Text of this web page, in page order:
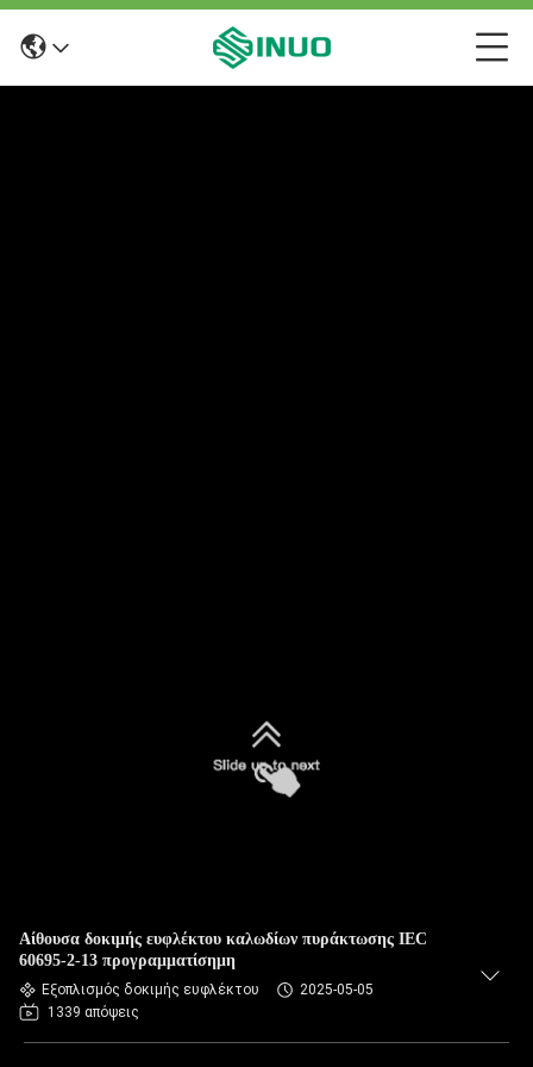
Αίθουσα δοκιμής ευφλέκτου καλωδίων πυράκτωσης IEC
60695-2-13 προγραμματίσημη
Εξοπλισμός δοκιμής ευφλέκτου
2025-05-05
1339 απόψεις